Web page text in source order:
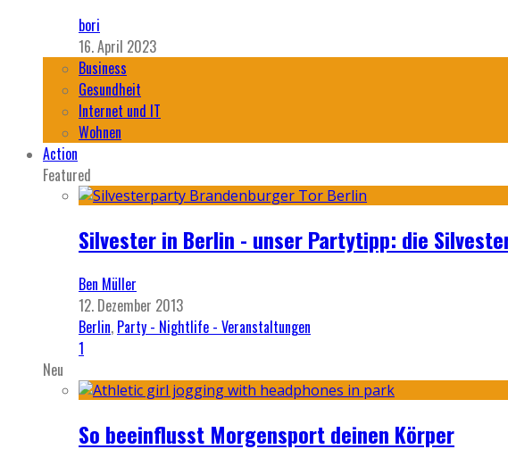
bori
16. April 2023
Business
Gesundheit
Internet und IT
Wohnen
Action
Featured
Silvester in Berlin - unser Partytipp: die
Ben Müller
12. Dezember 2013
Berlin, Party - Nightlife - Veranstaltungen
1
Neu
So beeinflusst Morgensport deinen Körper